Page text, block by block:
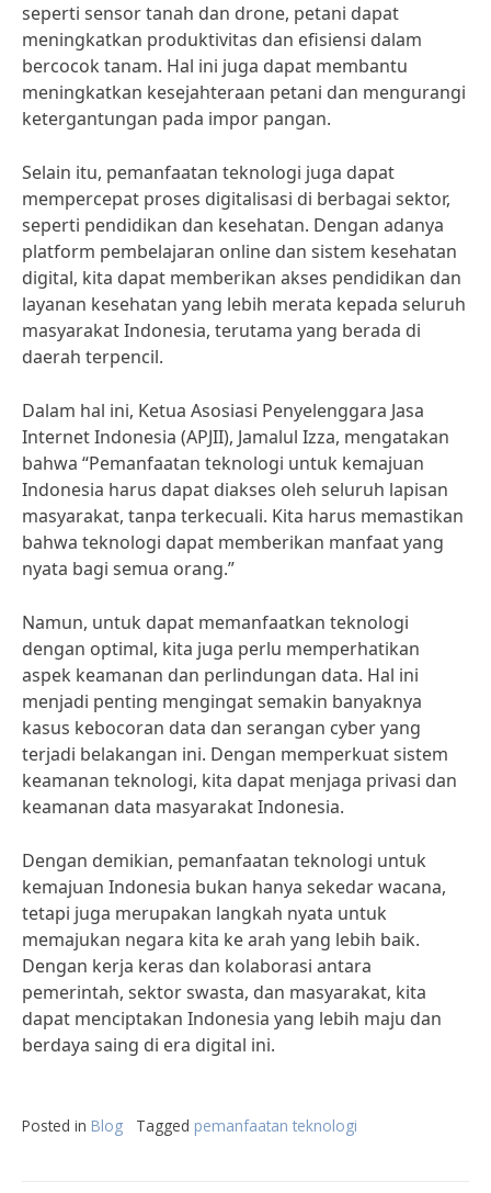
seperti sensor tanah dan drone, petani dapat
meningkatkan produktivitas dan efisiensi dalam
bercocok tanam. Hal ini juga dapat membantu
meningkatkan kesejahteraan petani dan mengurangi
ketergantungan pada impor pangan.
Selain itu, pemanfaatan teknologi juga dapat
mempercepat proses digitalisasi di berbagai sektor,
seperti pendidikan dan kesehatan. Dengan adanya
platform pembelajaran online dan sistem kesehatan
digital, kita dapat memberikan akses pendidikan dan
layanan kesehatan yang lebih merata kepada seluruh
masyarakat Indonesia, terutama yang berada di
daerah terpencil.
Dalam hal ini, Ketua Asosiasi Penyelenggara Jasa
Internet Indonesia (APJII), Jamalul Izza, mengatakan
bahwa “Pemanfaatan teknologi untuk kemajuan
Indonesia harus dapat diakses oleh seluruh lapisan
masyarakat, tanpa terkecuali. Kita harus memastikan
bahwa teknologi dapat memberikan manfaat yang
nyata bagi semua orang.”
Namun, untuk dapat memanfaatkan teknologi
dengan optimal, kita juga perlu memperhatikan
aspek keamanan dan perlindungan data. Hal ini
menjadi penting mengingat semakin banyaknya
kasus kebocoran data dan serangan cyber yang
terjadi belakangan ini. Dengan memperkuat sistem
keamanan teknologi, kita dapat menjaga privasi dan
keamanan data masyarakat Indonesia.
Dengan demikian, pemanfaatan teknologi untuk
kemajuan Indonesia bukan hanya sekedar wacana,
tetapi juga merupakan langkah nyata untuk
memajukan negara kita ke arah yang lebih baik.
Dengan kerja keras dan kolaborasi antara
pemerintah, sektor swasta, dan masyarakat, kita
dapat menciptakan Indonesia yang lebih maju dan
berdaya saing di era digital ini.
Posted in Blog Tagged pemanfaatan teknologi